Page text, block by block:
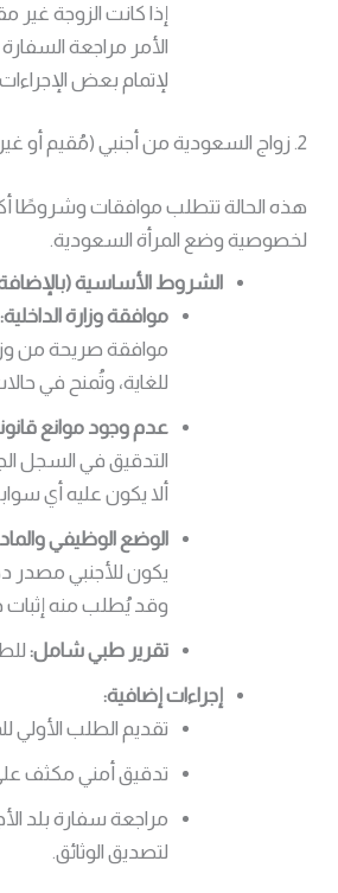
إذا كانت الزوجة غير
الأمر مراجعة
لإتمام بعض
2. زواج السعودية من أجنبي (مُقيم أو غير مُقيم)
هذه الحالة تتطلب موافقات وشروطًا
لخصوصية وضع المرأة السعودية.
الشروط الأساسية
موافقة وزارة الداخلية:
موافقة صريحة من
للغاية، وتُمنح في
عدم وجود موانع
التدقيق في السجل
ألا يكون عليه أي
الوضع الوظيفي
يكون للأجنبي مصدر
وقد يُطلب منه إثبات
تقرير طبي شامل:
إجراءات إضافية:
تقديم الطلب الأولي
تدقيق أمني مكثف على
مراجعة سفارة بلد
لتصديق الوثائق.